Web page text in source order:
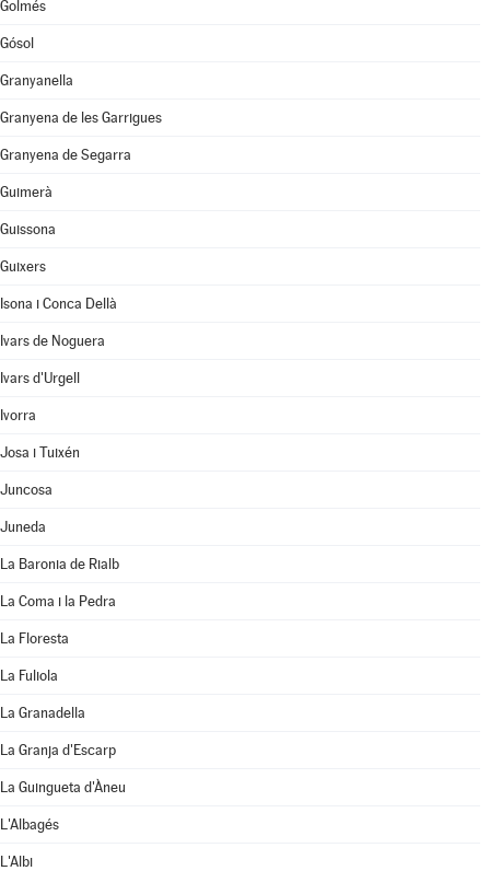
Golmés
Gósol
Granyanella
Granyena de les Garrigues
Granyena de Segarra
Guimerà
Guissona
Guixers
Isona i Conca Dellà
Ivars de Noguera
Ivars d'Urgell
Ivorra
Josa i Tuixén
Juncosa
Juneda
La Baronia de Rialb
La Coma i la Pedra
La Floresta
La Fuliola
La Granadella
La Granja d'Escarp
La Guingueta d'Àneu
L'Albagés
L'Albi